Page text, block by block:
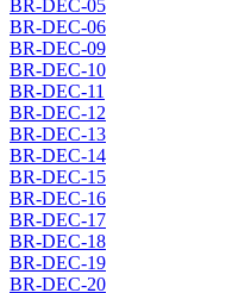
BR-DEC-05
BR-DEC-06
BR-DEC-09
BR-DEC-10
BR-DEC-11
BR-DEC-12
BR-DEC-13
BR-DEC-14
BR-DEC-15
BR-DEC-16
BR-DEC-17
BR-DEC-18
BR-DEC-19
BR-DEC-20